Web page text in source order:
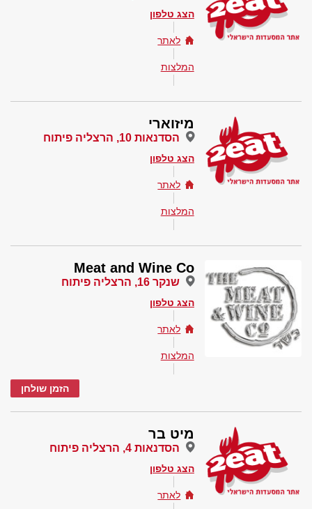
הצג טלפון
לאתר
המלצות
מיזוארי
הסדנאות 10, הרצליה פיתוח
הצג טלפון
לאתר
המלצות
Meat and Wine Co
שנקר 16, הרצליה פיתוח
הצג טלפון
לאתר
המלצות
הזמן שולחן
מיט בר
הסדנאות 4, הרצליה פיתוח
הצג טלפון
לאתר